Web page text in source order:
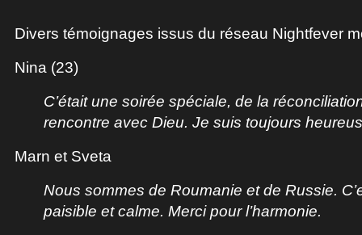
Divers témoignages issus du réseau Nightfever
Nina (23)
C’était une soirée spéciale, de la
rencontre avec Dieu. Je suis toujours
Marn et Sveta
Nous sommes de Roumanie et de Russie.
paisible et calme. Merci pour l’harmonie.